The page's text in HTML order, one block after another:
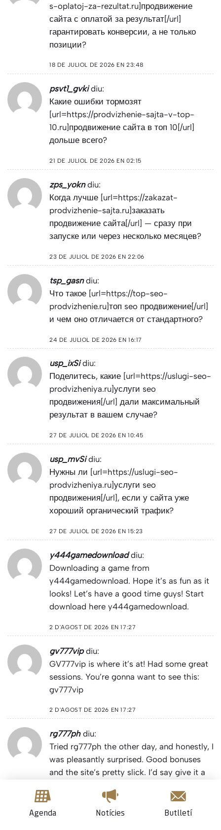
s-oplatoj-za-rezultat.ru]продвижение
сайта с оплатой за результат[/url]
гарантировать конверсии, а не только
позиции?
18 DE JULIOL DE 2026 EN 23:48
psvt1_gvki diu:
Какие ошибки тормозят
[url=https://prodvizhenie-sajta-v-top-
10.ru]продвижение сайта в топ 10[/url]
дольше всего?
21 DE JULIOL DE 2026 EN 02:15
zps_yokn diu:
Когда лучше [url=https://zakazat-
prodvizhenie-sajta.ru]заказать
продвижение сайта[/url] — сразу при
запуске или через несколько месяцев?
23 DE JULIOL DE 2026 EN 22:06
tsp_gasn diu:
Что такое [url=https://top-seo-
prodvizhenie.ru]топ seo продвижение[/url]
и чем оно отличается от стандартного?
24 DE JULIOL DE 2026 EN 16:17
usp_ixSi diu:
Поделитесь, какие [url=https://uslugi-seo-
prodvizheniya.ru]услуги seo
продвижения[/url] дали максимальный
результат в вашем случае?
27 DE JULIOL DE 2026 EN 10:45
usp_mvSi diu:
Нужны ли [url=https://uslugi-seo-
prodvizheniya.ru]услуги seo
продвижения[/url], если у сайта уже
хороший органический трафик?
27 DE JULIOL DE 2026 EN 15:23
y444gamedownload diu:
Downloading a game from
y444gamedownload. Hope it’s as fun as it
looks! Let’s have a good time guys! Start
download here y444gamedownload.
2 D'AGOST DE 2026 EN 17:27
gv777vip diu:
GV777vip is where it’s at! Had some great
sessions. You’re gonna want to see this:
gv777vip
2 D'AGOST DE 2026 EN 17:27
rg777ph diu:
Tried rg777ph the other day, and honestly, I
was pleasantly surprised. Good bonuses
and the site’s pretty slick. I’d say give it a
Agenda Notícies Butlletí